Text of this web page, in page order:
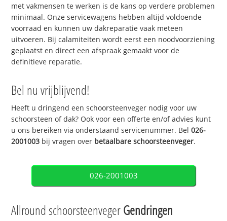
met vakmensen te werken is de kans op verdere problemen
minimaal. Onze servicewagens hebben altijd voldoende
voorraad en kunnen uw dakreparatie vaak meteen
uitvoeren. Bij calamiteiten wordt eerst een noodvoorziening
geplaatst en direct een afspraak gemaakt voor de
definitieve reparatie.
Bel nu vrijblijvend!
Heeft u dringend een schoorsteenveger nodig voor uw
schoorsteen of dak? Ook voor een offerte en/of advies kunt
u ons bereiken via onderstaand servicenummer. Bel026-
2001003 bij vragen over betaalbare schoorsteenveger.
026-2001003
Allround schoorsteenvegerGendringen